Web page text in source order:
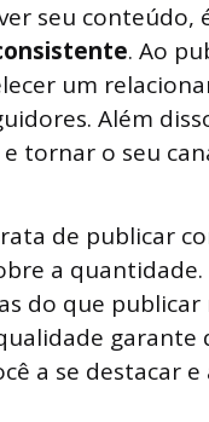
seu
. Ao
um
Além
tornar o seu
de publicar
a
do que
a se destacar